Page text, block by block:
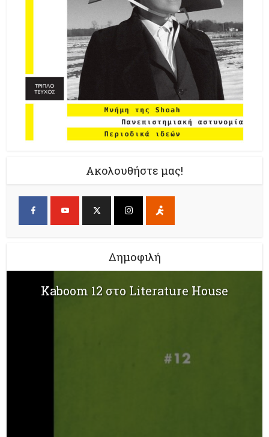
Ακολουθήστε μας!
Δημοφιλή
Kaboom 12 στο Literature House